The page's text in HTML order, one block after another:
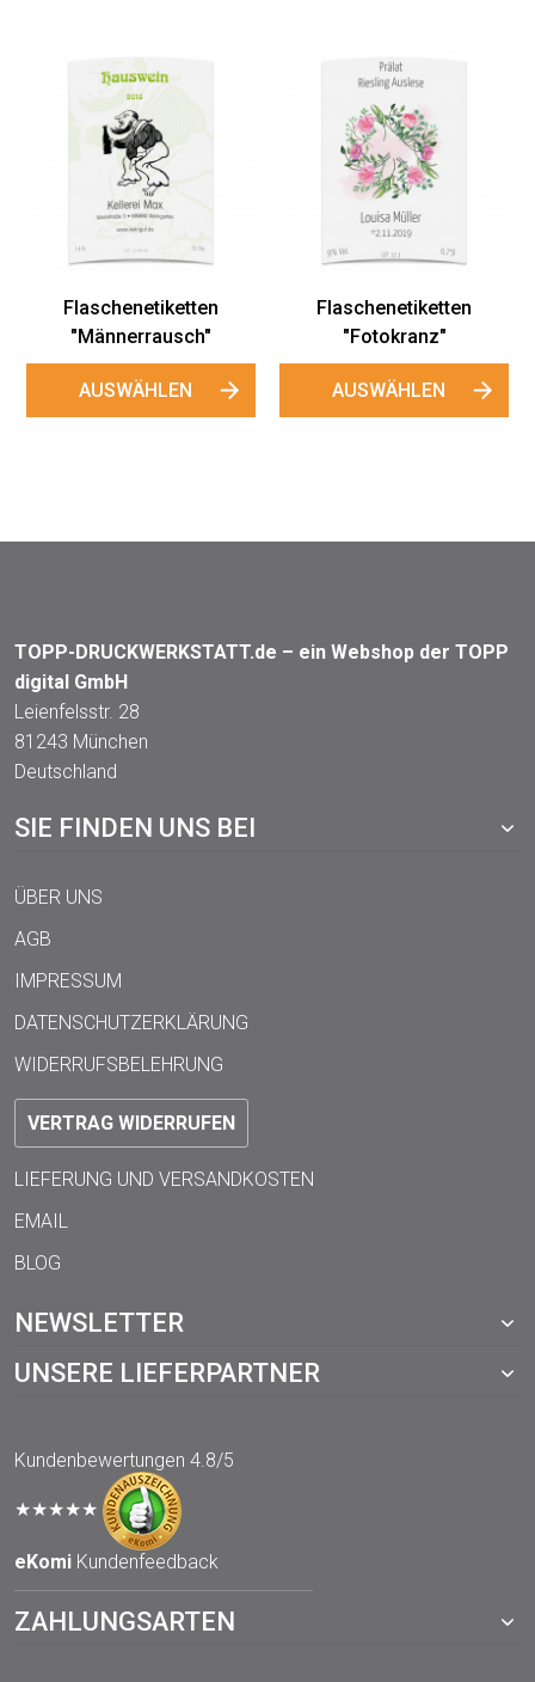
Flaschenetiketten
"Männerrausch"
AUSWÄHLEN
Flaschenetiketten
"Fotokranz"
AUSWÄHLEN
TOPP-DRUCKWERKSTATT.de – ein Webshop der TOPP
digital GmbH
Leienfelsstr. 28
81243 München
Deutschland
SIE FINDEN UNS BEI
ÜBER UNS
AGB
IMPRESSUM
DATENSCHUTZERKLÄRUNG
WIDERRUFSBELEHRUNG
VERTRAG WIDERRUFEN
LIEFERUNG UND VERSANDKOSTEN
EMAIL
BLOG
NEWSLETTER
UNSERE LIEFERPARTNER
Kundenbewertungen 4.8/5
★★★★★
eKomi Kundenfeedback
ZAHLUNGSARTEN